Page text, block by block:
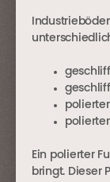
Ein polierter
bringt. Dieser